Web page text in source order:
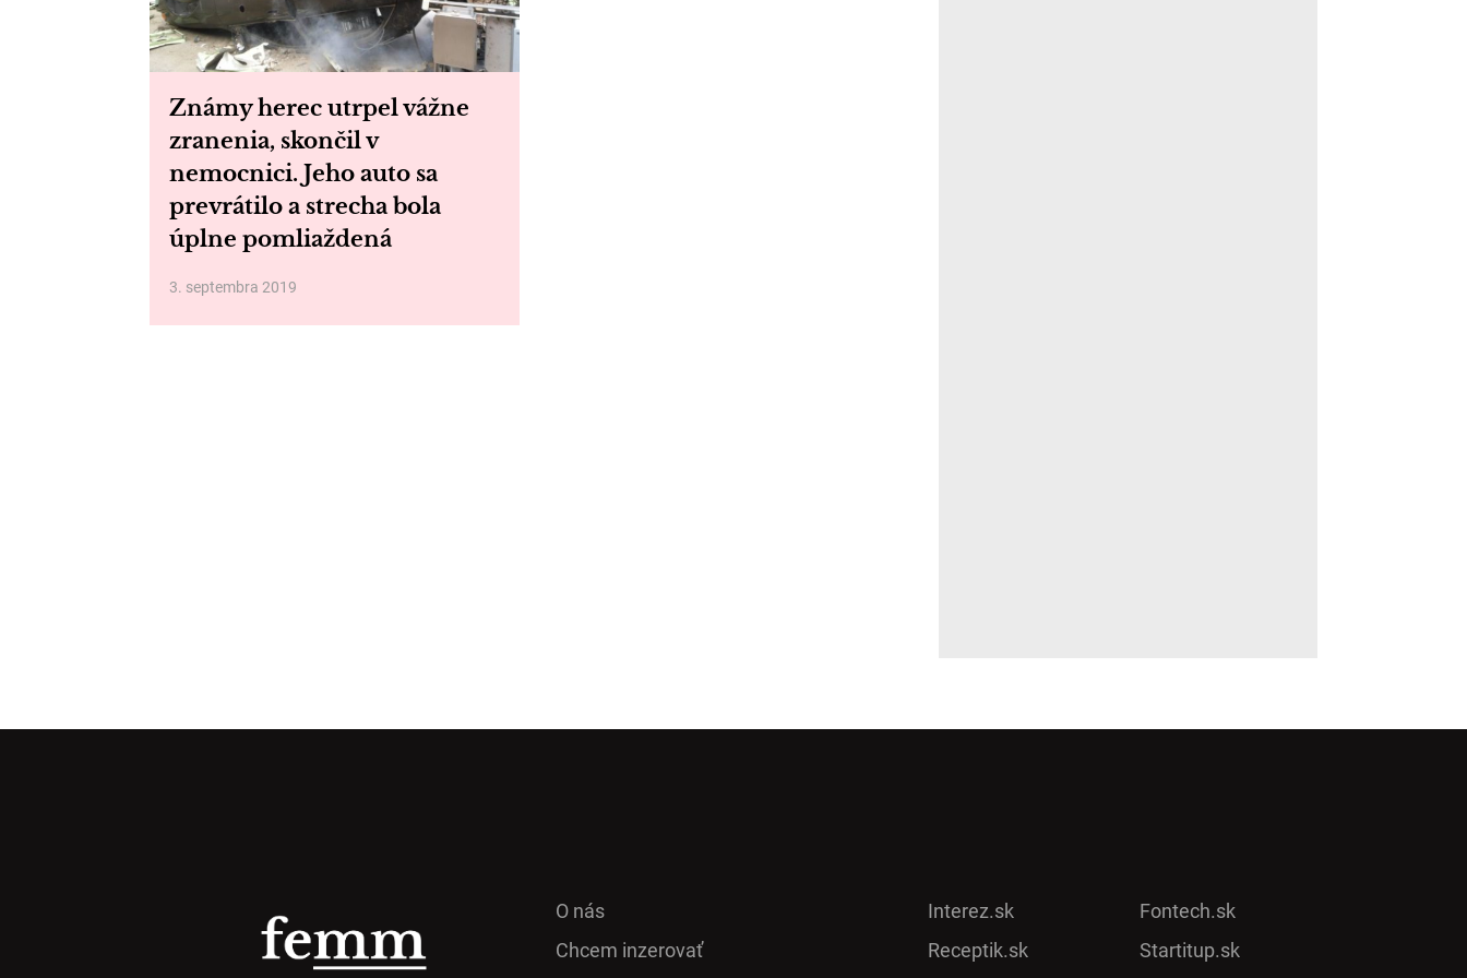
Známy herec utrpel vážne
zranenia, skončil v
nemocnici. Jeho auto sa
prevrátilo a strecha bola
úplne pomliaždená
3. septembra 2019
O nás
Chcem inzerovať
Interez.sk
Receptik.sk
Fontech.sk
Startitup.sk